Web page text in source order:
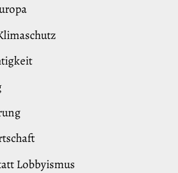
Lobbyismus